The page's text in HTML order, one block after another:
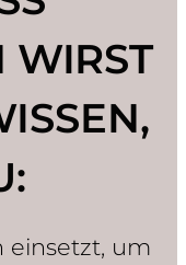
WIRST
einsetzt, um